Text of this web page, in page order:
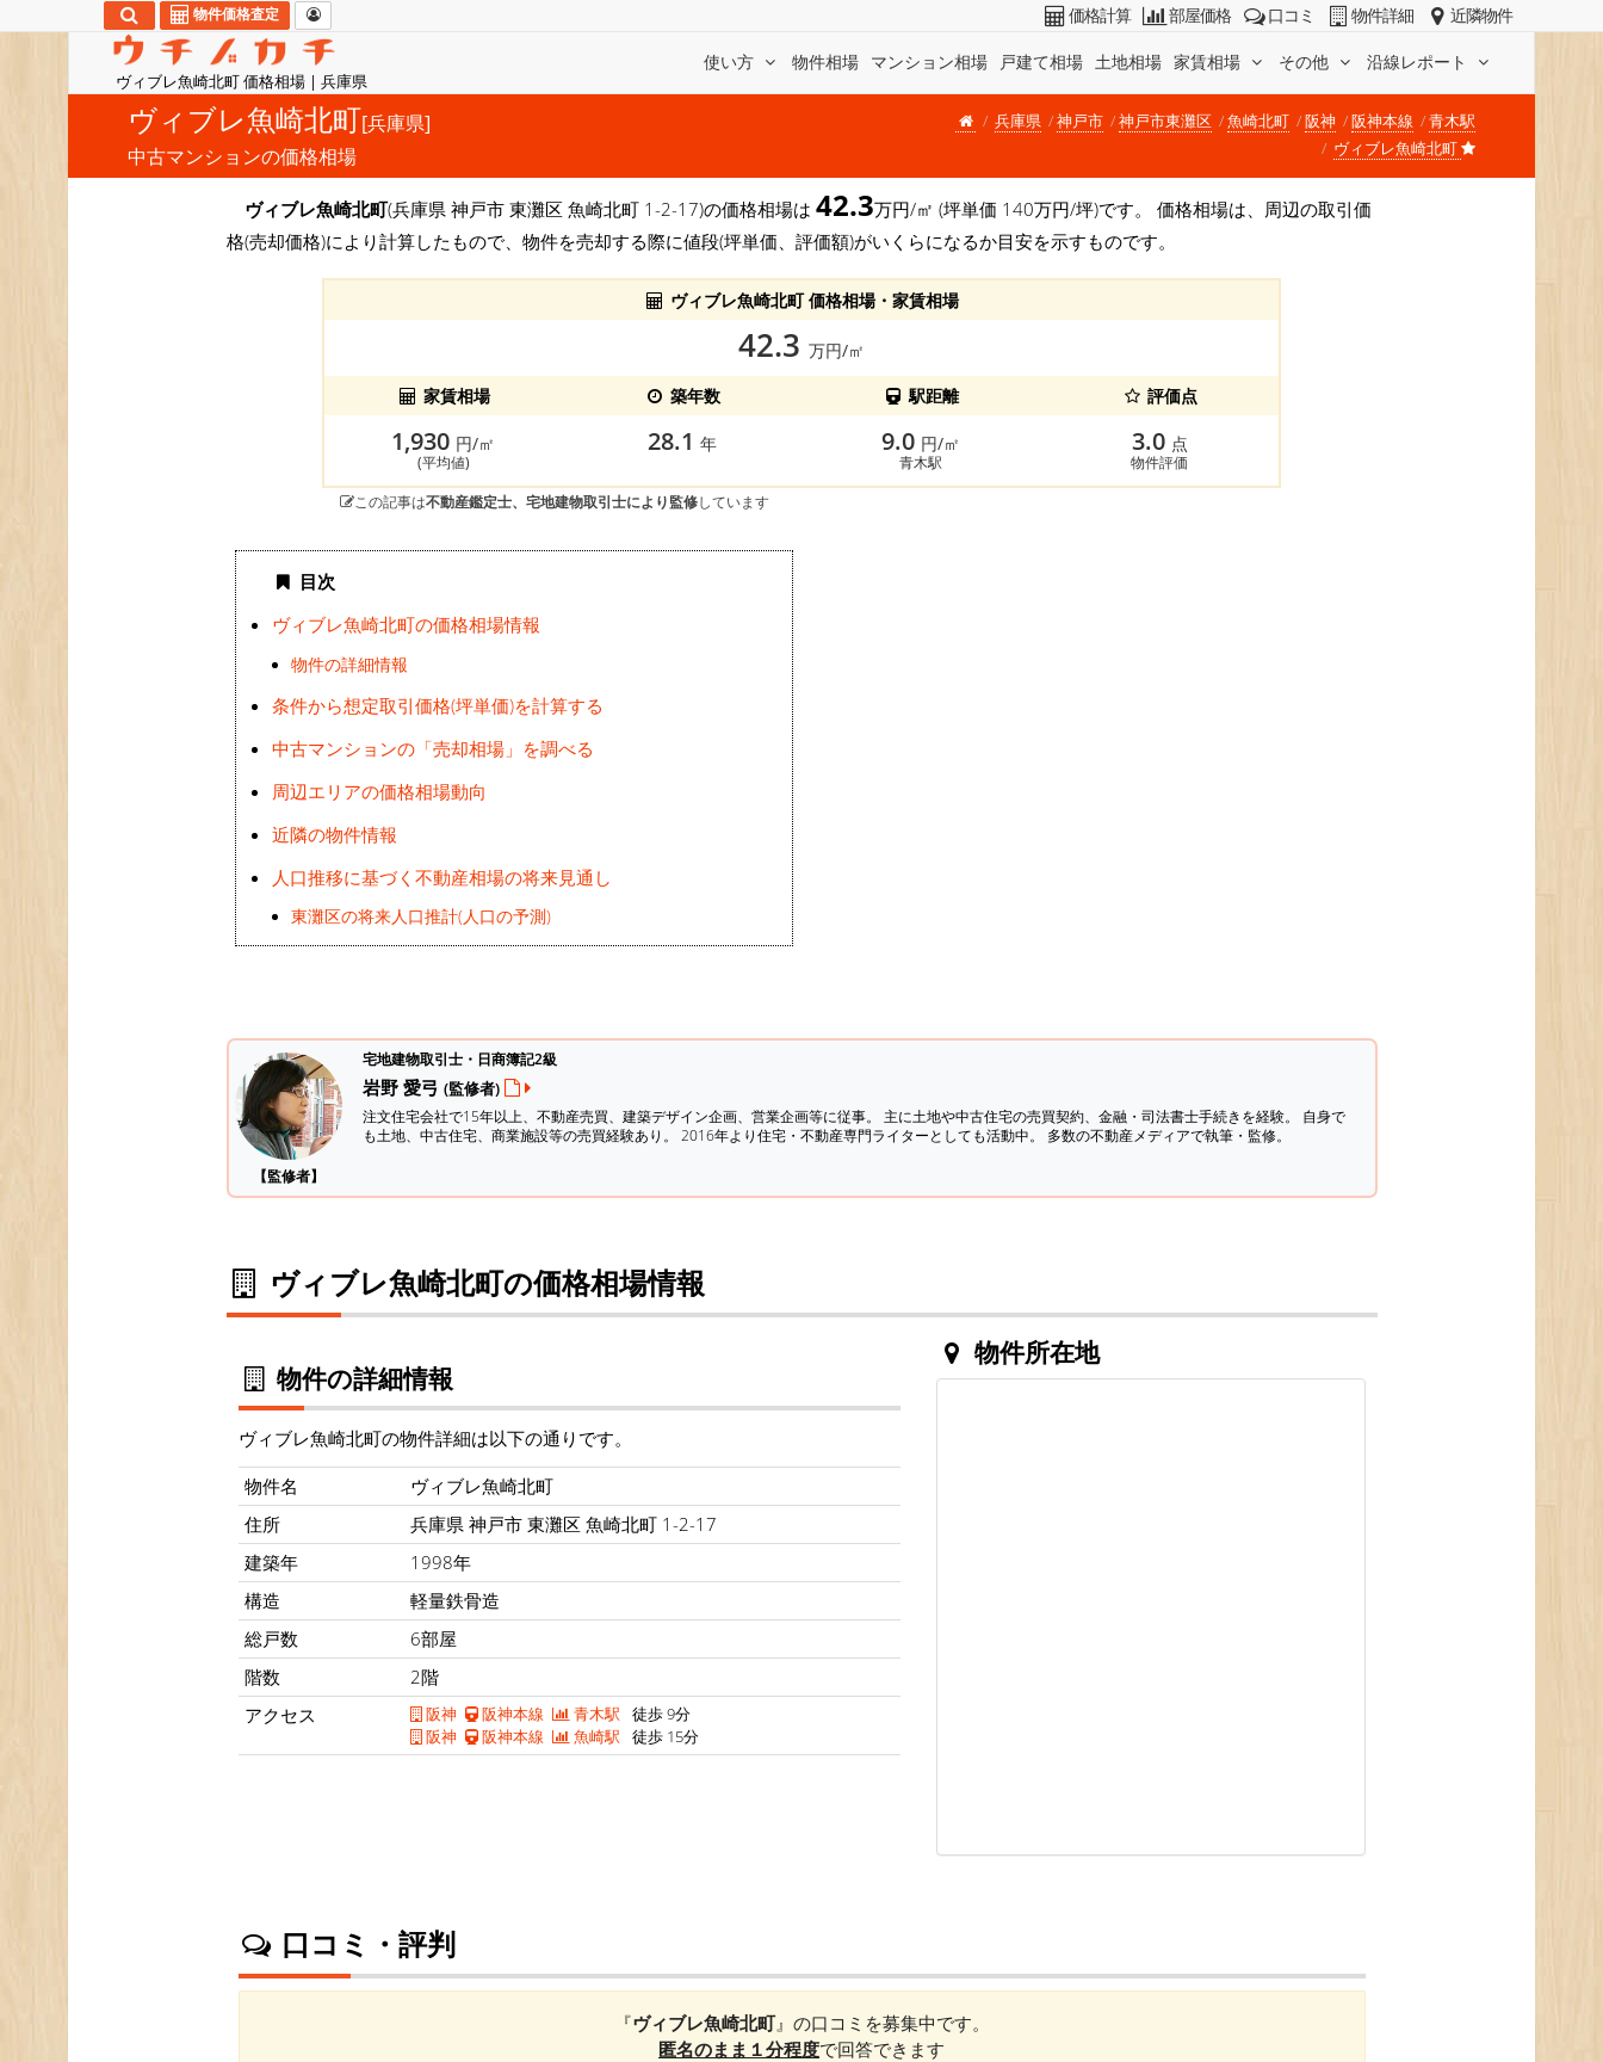
ヴィブレ魚崎北町 価格相場 | 兵庫県
使い方 物件相場 マンション相場 戸建て相場 土地相場 家賃相場 その他 沿線レポート
物件価格査定 価格計算 部屋価格 口コミ 物件詳細 近隣物件
ヴィブレ魚崎北町[兵庫県]
中古マンションの価格相場
兵庫県 神戸市 神戸市東灘区 魚崎北町 阪神 阪神本線
青木駅
ヴィブレ魚崎北町
ヴィブレ魚崎北町(兵庫県 神戸市 東灘区 魚崎北町 1-2-17)の価格相場は 42.3万円/㎡ (坪単価 140万円/坪)です。 価格相場は、周辺の取引価
格(売却価格)により計算したもので、物件を売却する際に値段(坪単価、評価額)がいくらになるか目安を示すものです。
ヴィブレ魚崎北町 価格相場・家賃相場
42.3 万円/㎡
家賃相場
築年数 駅距離 評価点
1,930 円/㎡
(平均値)
28.1 年 9.0 円/㎡
青木駅
3.0 点
物件評価
この記事は不動産鑑定士、宅地建物取引士により監修しています
目次
ヴィブレ魚崎北町の価格相場情報
物件の詳細情報
条件から想定取引価格(坪単価)を計算する
中古マンションの「売却相場」を調べる
周辺エリアの価格相場動向
近隣の物件情報
人口推移に基づく不動産相場の将来見通し
東灘区の将来人口推計(人口の予測)
【監修者】
宅地建物取引士・日商簿記2級
岩野 愛弓 (監修者)
注文住宅会社で15年以上、不動産売買、建築デザイン企画、営業企画等に従事。 主に土地や中古住宅の売買契約、金融・司法書士手続きを経験。 自身で
も土地、中古住宅、商業施設等の売買経験あり。 2016年より住宅・不動産専門ライターとしても活動中。 多数の不動産メディアで執筆・監修。
ヴィブレ魚崎北町の価格相場情報
物件の詳細情報
ヴィブレ魚崎北町の物件詳細は以下の通りです。
物件名
ヴィブレ魚崎北町
住所
兵庫県 神戸市 東灘区 魚崎北町 1-2-17
建築年
1998年
構造
軽量鉄骨造
総戸数
6部屋
階数
2階
アクセス
阪神 阪神本線 青木駅 徒歩 9分
阪神
阪神本線 魚崎駅 徒歩 15分
物件所在地
口コミ・評判
『ヴィブレ魚崎北町』の口コミを募集中です。
匿名のまま１分程度で回答できます